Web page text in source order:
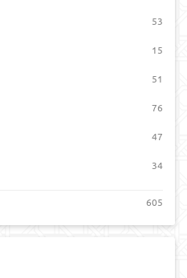
53
15
51
76
47
34
605